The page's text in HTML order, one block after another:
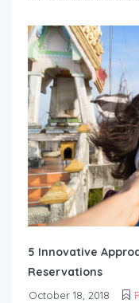
5 Innovative
Reservations
October 18, 2018